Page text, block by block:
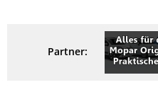
Partner: